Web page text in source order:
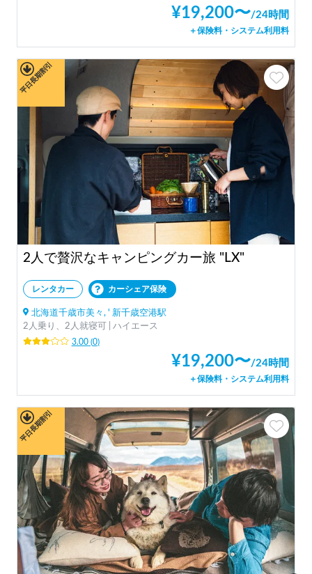
¥19,200〜/24時間
＋保険料・システム利用料
平日長期割引
2人で贅沢なキャンピングカー旅 "LX"
レンタカー カーシェア保険
北海道千歳市美々, ' 新千歳空港駅
2人乗り、2人就寝可 | ハイエース
3.00(0)
¥19,200〜/24時間
＋保険料・システム利用料
平日長期割引